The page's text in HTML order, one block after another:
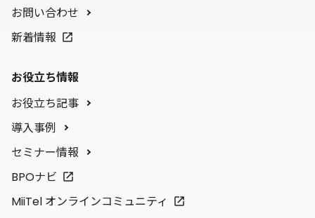
お問い合わせ
新着情報
お役立ち情報
お役立ち記事
導入事例
セミナー情報
BPOナビ
MiiTel オンラインコミュニティ